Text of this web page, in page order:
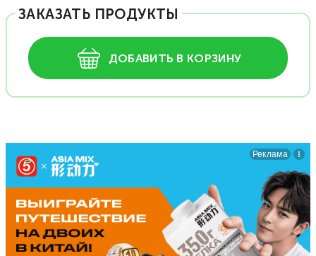
ЗАКАЗАТЬ ПРОДУКТЫ
ДОБАВИТЬ В КОРЗИНУ